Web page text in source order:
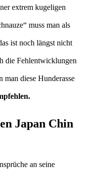
extrem kugeligen
muss man als
ist noch längst nicht
die Fehlentwicklungen
diese Hunderasse
Japan Chin
an seine